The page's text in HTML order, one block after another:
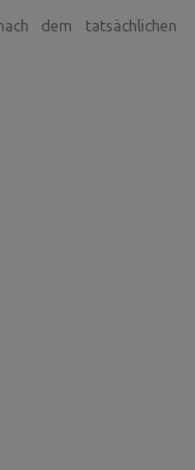
dem tatsächlichen